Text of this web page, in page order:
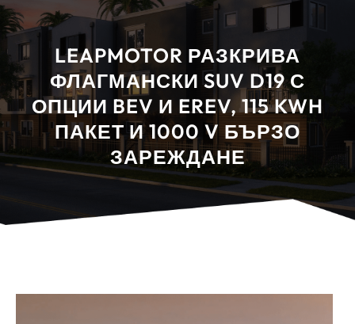
LEAPMOTOR РАЗКРИВА
ФЛАГМАНСКИ SUV D19 С
ОПЦИИ BEV И EREV, 115 KWH
ПАКЕТ И 1000 V БЪРЗО
ЗАРЕЖДАНЕ